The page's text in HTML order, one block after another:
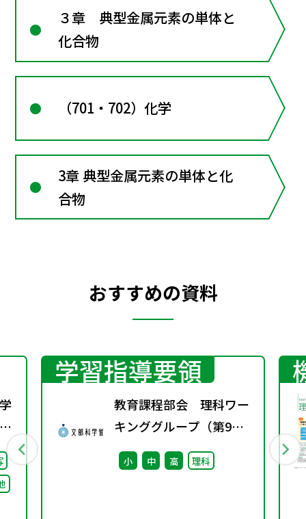
３章 典型金属元素の単体と
化合物
（701・702）化学
3章 典型金属元素の単体と化
合物
おすすめの資料
学習指導要領
教育課程部会 理科ワー
キンググループ（第9
回） 配付資料
小 中 高 理科